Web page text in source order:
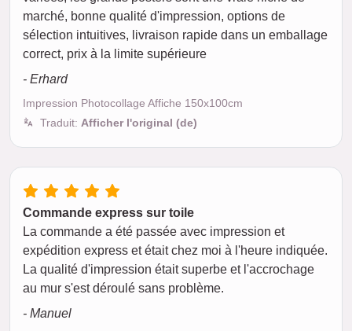
marché, bonne qualité d'impression, options de
sélection intuitives, livraison rapide dans un emballage
correct, prix à la limite supérieure
- Erhard
Impression Photocollage Affiche 150x100cm
Traduit: Afficher l'original (de)
Commande express sur toile
La commande a été passée avec impression et
expédition express et était chez moi à l'heure indiquée.
La qualité d'impression était superbe et l'accrochage
au mur s'est déroulé sans problème.
- Manuel